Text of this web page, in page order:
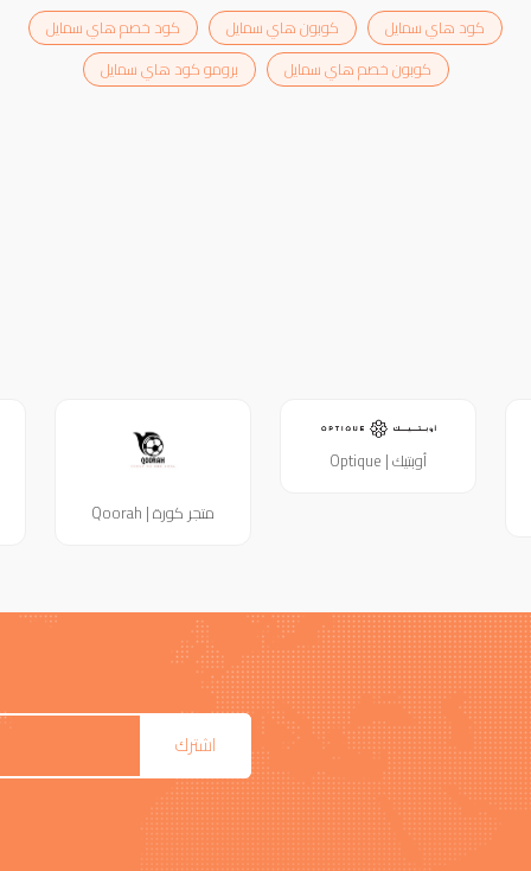
كود هاي سمايل كوبون هاي سمايل
كود خصم هاي سمايل
كوبون خصم هاي سمايل
برومو كود هاي سمايل
أوبتيك | Optique
متجر كورة | Qoorah
اشترك